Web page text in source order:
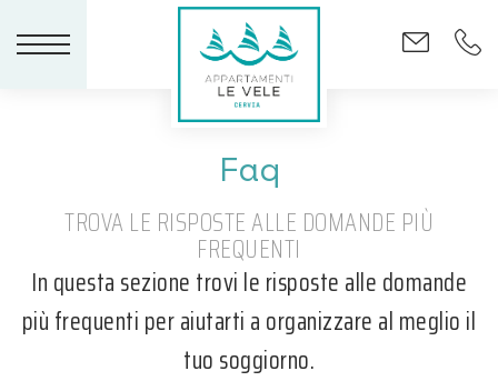
Faq
TROVA LE RISPOSTE ALLE DOMANDE PIÙ
FREQUENTI
In questa sezione trovi le risposte alle domande
più frequenti per aiutarti a organizzare al meglio il
tuo soggiorno.